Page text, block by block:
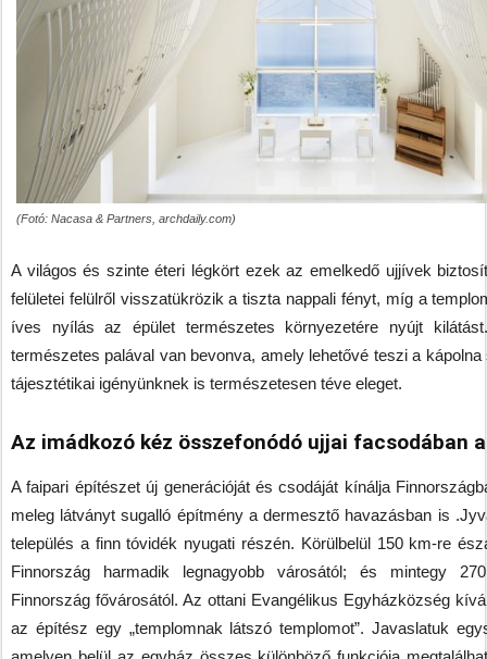
(Fotó: Nacasa & Partners, archdaily.com)
A világos és szinte éteri légkört ezek az emelkedő ujjívek
felületei felülről visszatükrözik a tiszta nappali fényt, míg a
íves nyílás az épület természetes környezetére nyújt
természetes palával van bevonva, amely lehetővé teszi a
tájesztétikai igényünknek is természetesen téve eleget.
Az imádkozó kéz összefonódó ujjai facsodában
A faipari építészet új generációját és csodáját kínálja
meleg látványt sugalló építmény a dermesztő havazásban is
település a finn tóvidék nyugati részén. Körülbelül 150 km-re
Finnország harmadik legnagyobb városától; és mintegy
Finnország fővárosától. Az ottani Evangélikus Egyházközség
az építész egy „templomnak látszó templomot”. Javaslatuk